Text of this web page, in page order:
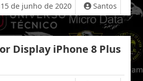
15 de junho de 2020 Santos
Display iPhone 8 Plus